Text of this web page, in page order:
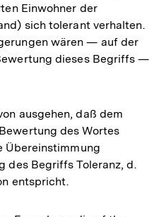
Einwohner der
sich tolerant verhalten.
wären — auf der
dieses Begriffs —
ausgehen, daß dem
des Wortes
Übereinstimmung
des Begriffs Toleranz, d.
entspricht.